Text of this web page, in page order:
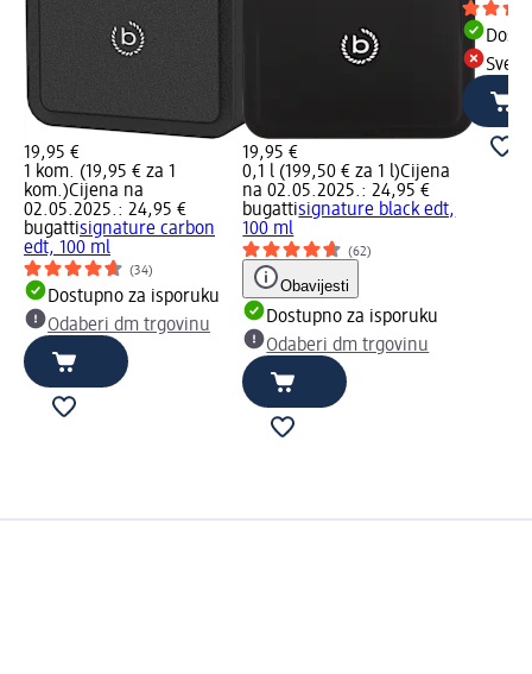
19,95 €
1 kom. (19,95 € za 1
kom.)Cijena na
02.05.2025.: 24,95 €
bugattisignature carbon
edt, 100 ml
(34)
Dostupno za isporuku
Odaberi dm trgovinu
19,95 €
0,1 l (199,50 € za 1 l)Cijena
na 02.05.2025.: 24,95 €
bugattisignature black edt,
100 ml
(62)
Obavijesti
Dostupno za isporuku
Odaberi dm trgovinu
Sve